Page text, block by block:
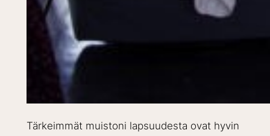
Tärkeimmät muistoni lapsuudesta ovat hyvin